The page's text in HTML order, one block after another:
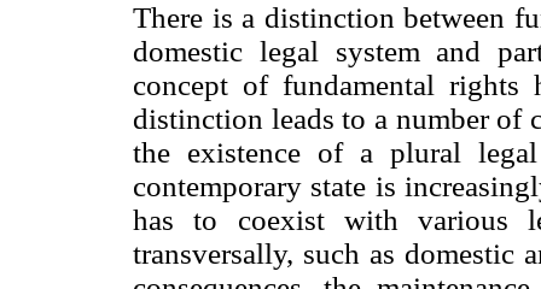
There is a distinction between
domestic legal system and
concept of fundamental rights
distinction leads to a number of
the existence of a plural
contemporary state is
has to coexist with various
transversally, such as domestic